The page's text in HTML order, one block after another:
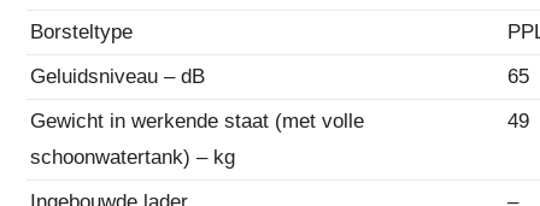
Borsteltype
Geluidsniveau – dB
65
Gewicht in werkende staat (met volle
schoonwatertank) – kg
49